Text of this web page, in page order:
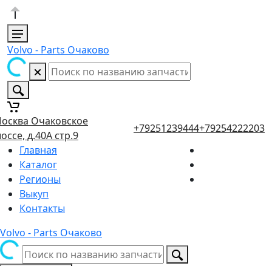
Volvo - Parts Очаково
Очаковское
д.40А стр.9
+79251239444+79254222203
Главная
Каталог
Регионы
Выкуп
Контакты
Volvo - Parts Очаково